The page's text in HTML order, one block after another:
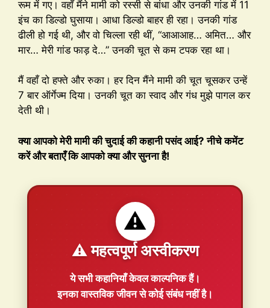
रूम में गए। वहाँ मैंने मामी को रस्सी से बांधा और उनकी गांड में 11
इंच का डिल्डो घुसाया। आधा डिल्डो बाहर ही रहा। उनकी गांड
ढीली हो गई थी, और वो चिल्ला रही थीं, “आआआह… अमित… और
मार… मेरी गांड फाड़ दे…” उनकी चूत से कम टपक रहा था।
मैं वहाँ दो हफ्ते और रुका। हर दिन मैंने मामी की चूत चूसकर उन्हें
7 बार ऑर्गेज्म दिया। उनकी चूत का स्वाद और गंध मुझे पागल कर
देती थी।
क्या आपको मेरी मामी की चुदाई की कहानी पसंद आई? नीचे कमेंट
करें और बताएँ कि आपको क्या और सुनना है!
⚠️
⚠️ महत्वपूर्ण अस्वीकरण
ये सभी कहानियाँकेवल काल्पनिकहैं।
इनका वास्तविक जीवन से कोई संबंध नहीं है।